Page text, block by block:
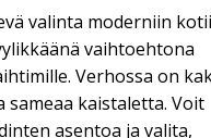
valinta moderniin
vaihtoehtona
Verhossa on
kaistaletta. Voit
asentoa ja valita,